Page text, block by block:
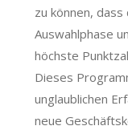
zu können,
Auswahlphase
höchste
Dieses
unglaublichen
neue